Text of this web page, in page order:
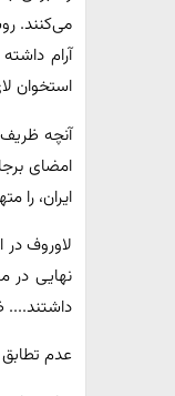
می‌کنند.
آرام
استخوان
امضای
ایران، را
لاوروف
نهایی در
داشتند....
عدم